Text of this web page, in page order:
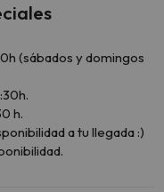
(sábados y domingos
h.
a tu llegada :)